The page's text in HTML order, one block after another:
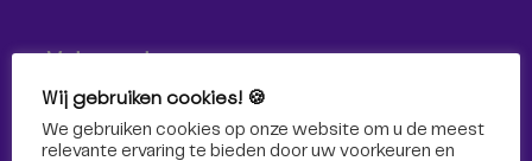
Volg ons!
Volg Omroep Tilburg niet alleen hier, maar ook via social
media!
Wij gebruiken cookies! 🍪
We gebruiken cookies op onze website om u de meest
relevante ervaring te bieden door uw voorkeuren en